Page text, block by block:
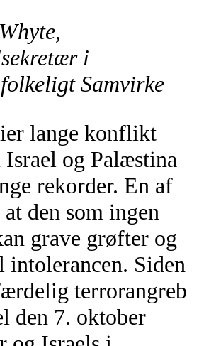
i
Samvirke
lange konflikt
og Palæstina
rekorder. En af
at den som ingen
grave grøfter og
intolerancen. Siden
terrorangreb
den 7. oktober